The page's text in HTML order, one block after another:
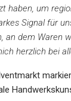
haben, um
Signal für
an dem Waren
herzlich bei